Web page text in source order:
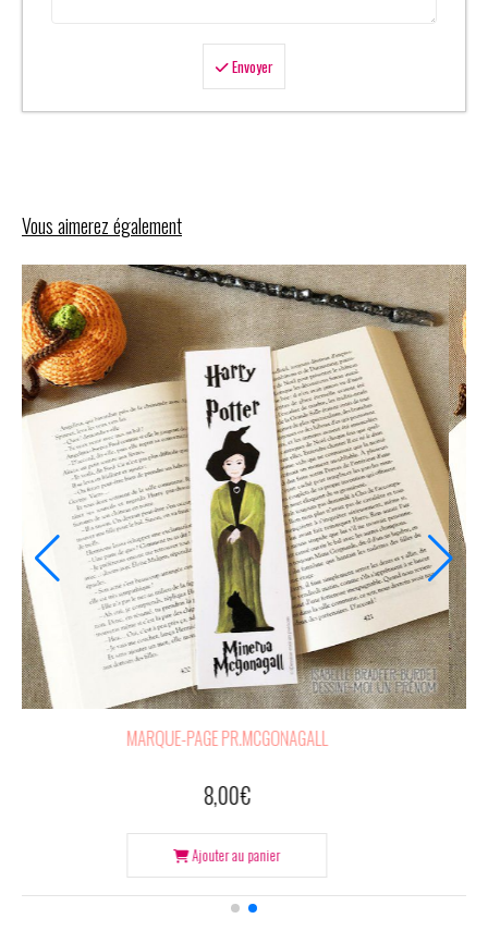
Envoyer
Vous aimerez également
MARQUE-PAGE PR.MCGONAGALL
8,00
Ajouter au panier